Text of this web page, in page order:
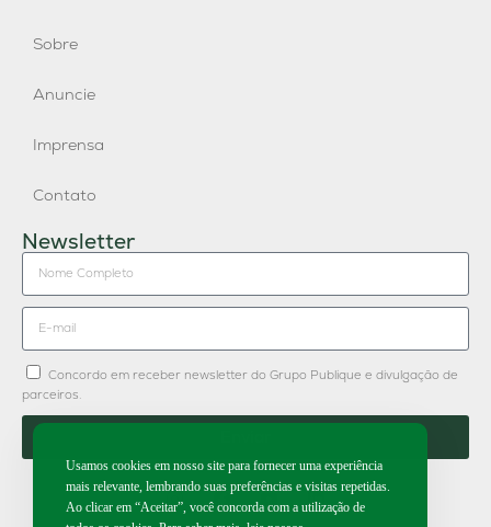
Sobre
Anuncie
Imprensa
Contato
Newsletter
Concordo em receber newsletter do Grupo Publique e divulgação de
parceiros.
Usamos cookies em nosso site para fornecer uma experiência
mais relevante, lembrando suas preferências e visitas repetidas.
Ao clicar em “Aceitar”, você concorda com a utilização de